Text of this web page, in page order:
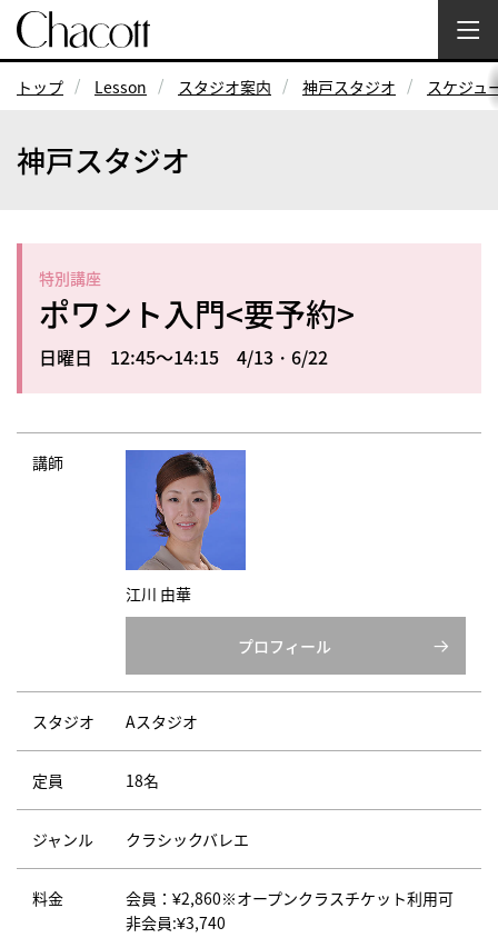
トップ Lesson スタジオ案内 神戸スタジオ スケジュ
神戸スタジオ
特別講座
ポワント入門<要予約>
日曜日 12:45～14:15 4/13・6/22
講師
江川 由華
プロフィール
スタジオ Aスタジオ
定員 18名
ジャンル クラシックバレエ
料金
会員：¥2,860※オープンクラスチケット利用可
非会員:¥3,740